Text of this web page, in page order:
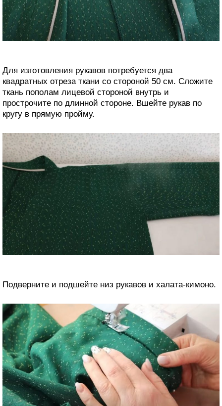
Для изготовления рукавов потребуется два
квадратных отреза ткани со стороной 50 см. Сложите
ткань пополам лицевой стороной внутрь и
прострочите по длинной стороне. Вшейте рукав по
кругу в прямую пройму.
Подверните и подшейте низ рукавов и халата-кимоно.